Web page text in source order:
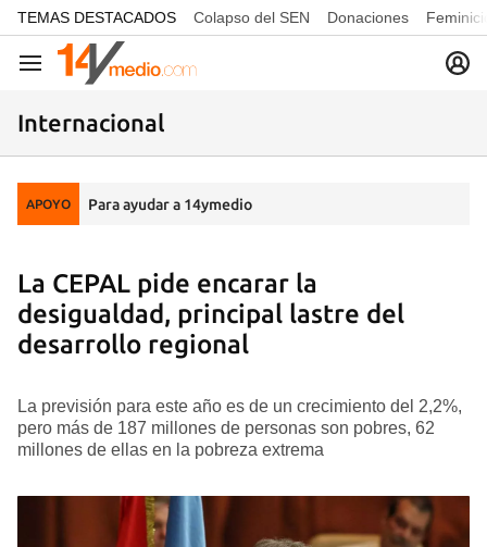
common.go-to-content
TEMAS DESTACADOS Colapso del SEN Donaciones
Navegación
Internacional
APOYO Para ayudar a 14ymedio
La CEPAL pide encarar la
desigualdad, principal lastre del
desarrollo regional
La previsión para este año es de un crecimiento del 2,2%,
pero más de 187 millones de personas son pobres, 62
millones de ellas en la pobreza extrema